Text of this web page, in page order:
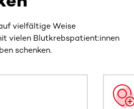
vielfältige Weise
vielen Blutkrebspatient:innen
schenken.